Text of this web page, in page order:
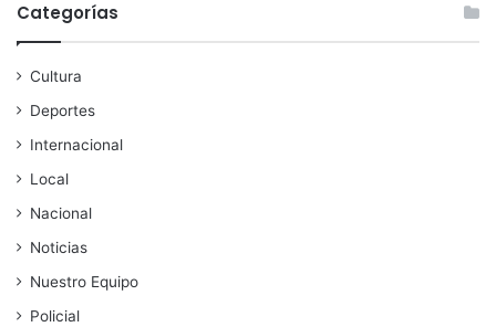
Categorías
Cultura
Deportes
Internacional
Local
Nacional
Noticias
Nuestro Equipo
Policial